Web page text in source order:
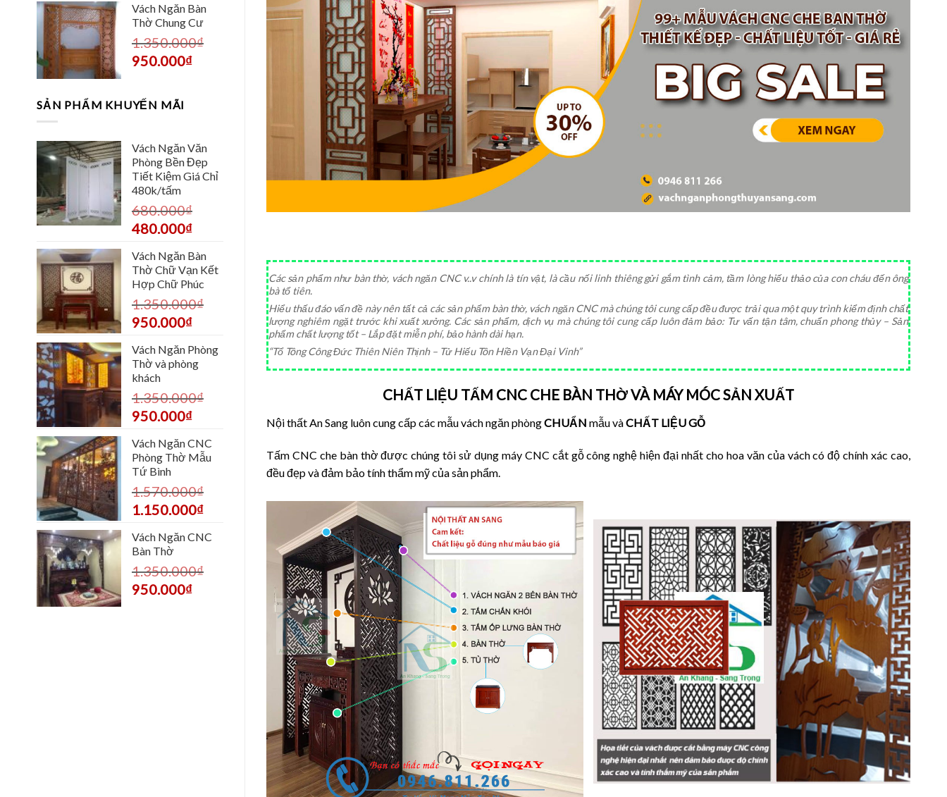
Vách Ngăn Bàn
Thờ Chung Cư
1.350.000₫
950.000₫
SẢN PHẨM KHUYẾN MÃI
Vách Ngăn Văn
Phòng Bền Đẹp
Tiết Kiệm Giá Chỉ
480k/tấm
680.000₫
480.000₫
Vách Ngăn Bàn
Thờ Chữ Vạn Kết
Hợp Chữ Phúc
1.350.000₫
950.000₫
Vách Ngăn Phòng
Thờ và phòng
khách
1.350.000₫
950.000₫
Vách Ngăn CNC
Phòng Thờ Mẫu
Tứ Bình
1.570.000₫
1.150.000₫
Vách Ngăn CNC
Bàn Thờ
1.350.000₫
950.000₫
Các sản phẩm như bàn thờ, vách ngăn CNC v..v chính là tín vật, là cầu nối linh thiêng gửi gắm tình cảm, tầm lòng hiếu thảo của con cháu đến ông
bà tổ tiên.
Hiểu thấu đáo vấn đề này nên tất cả các sản phẩm bàn thờ, vách ngăn CNC mà chúng tôi cung cấp đều được trải qua một quy trình kiểm định chất
lượng nghiêm ngặt trước khi xuất xưởng. Các sản phẩm, dịch vụ mà chúng tôi cung cấp luôn đảm bảo: Tư vấn tận tâm, chuẩn phong thủy – Sản
phẩm chất lượng tốt – Lắp đặt miễn phí, bảo hành dài hạn.
“Tổ Tông Công Đức Thiên Niên Thịnh – Tử Hiếu Tôn Hiền Vạn Đại Vinh”
CHẤT LIỆU TẤM CNC CHE BÀN THỜ VÀ MÁY MÓC SẢN XUẤT
Nội thất An Sang luôn cung cấp các mẫu vách ngăn phòngCHUẨN mẫu vàCHẤT LIỆU GỖ
Tấm CNC che bàn thờ được chúng tôi sử dụng máy CNC cắt gỗ công nghệ hiện đại nhất cho hoa văn của vách có độ chính xác cao,
đều đẹp và đảm bảo tính thẩm mỹ của sản phẩm.